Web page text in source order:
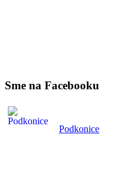
Sme na Facebooku
Podkonice